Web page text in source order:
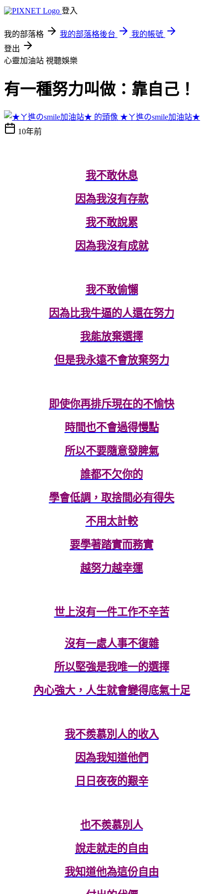
登入
我的部落格 我的部落格後台
我的帳號
登出
心靈加油站 視聽娛樂
有一種努力叫做：靠自己！
★ㄚ進のsmile加油站★
10年前
我不敢休息
因為我沒有存款
我不敢說累
因為我沒有成就
我不敢偷懶
因為比我牛逼的人還在努力
我能放棄選擇
但是我永遠不會放棄努力
即使你再排斥現在的不愉快
時間也不會過得慢點
所以不要隨意發脾氣
誰都不欠你的
學會低調，取捨間必有得失
不用太計較
要學著踏實而務實
越努力越幸運
世上沒有一件工作不辛苦
沒有一處人事不復雜
所以堅強是我唯一的選擇
內心強大，人生就會變得底氣十足
我不羨慕別人的收入
因為我知道他們
日日夜夜的艱辛
也不羨慕別人
說走就走的自由
我知道他為這份自由